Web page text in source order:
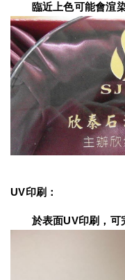
臨近上色可能會渲染
UV印刷：
於表面UV印刷，可